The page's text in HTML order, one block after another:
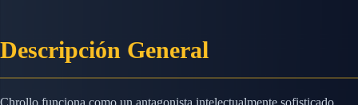
Descripción General
Chrollo funciona como un antagonista intelectualmente sofisticado